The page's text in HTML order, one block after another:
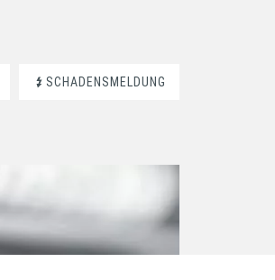
SCHADENSMELDUNG